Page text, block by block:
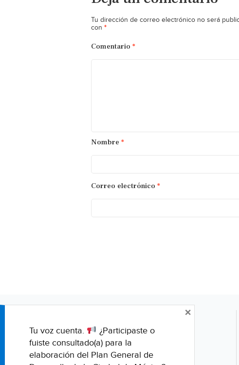
Tu dirección de correo electrónico no será
con *
Comentario *
Nombre *
Correo electrónico *
Tu voz cuenta.
¿Participaste o
fuiste consultado(a) para la
elaboración del Plan General de
×